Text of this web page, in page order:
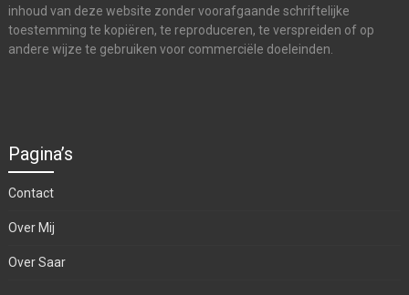
inhoud van deze website zonder voorafgaande schriftelijke
toestemming te kopiëren, te reproduceren, te verspreiden of op
andere wijze te gebruiken voor commerciële doeleinden.
Pagina’s
Contact
Over Mij
Over Saar